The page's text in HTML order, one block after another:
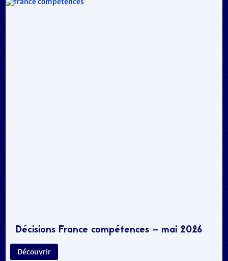
Décisions France compétences – mai 2026
Découvrir